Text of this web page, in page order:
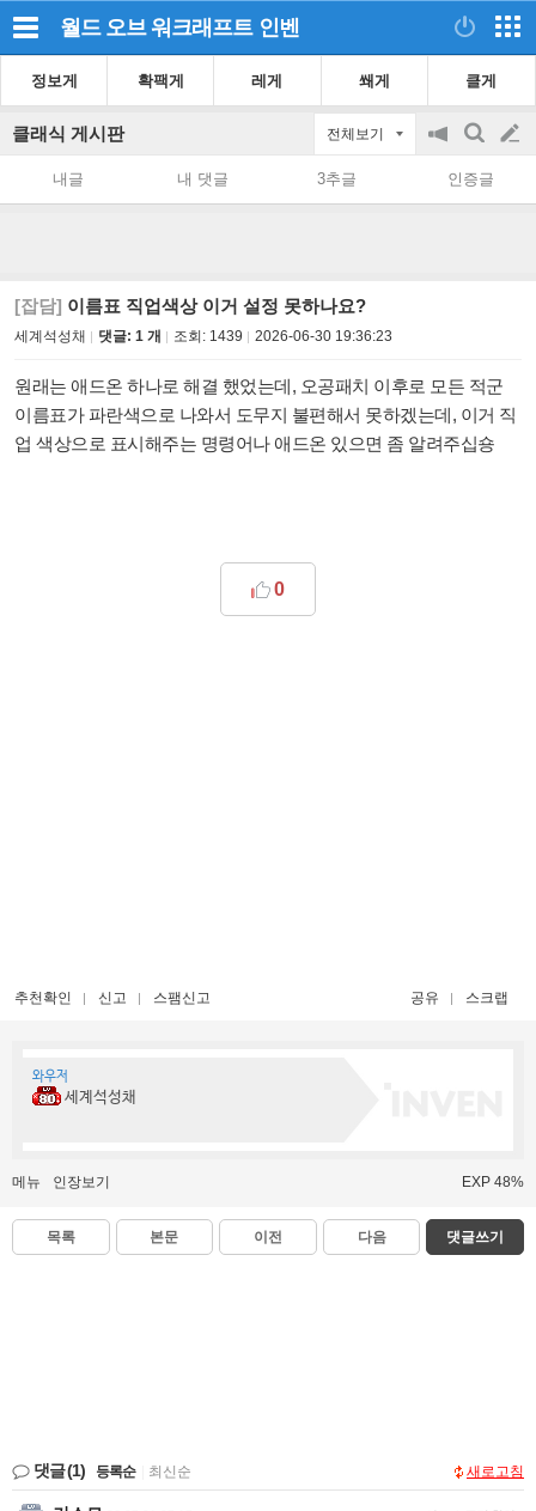
월드 오브 워크래프트 인벤
정보게 확팩게 레게 쐐게 클게
클래식 게시판 전체보기
공
on/off
검
색
글
쓰
내글 내 댓글 3추글 인증글
[잡담] 이름표 직업색상 이거 설정 못하나요?
세계석성채 댓글: 1 개 조회: 1439 2026-06-30 19:36:23
원래는 애드온 하나로 해결 했었는데, 오공패치 이후로 모든 적군
이름표가 파란색으로 나와서 도무지 불편해서 못하겠는데, 이거 직
업 색상으로 표시해주는 명령어나 애드온 있으면 좀 알려주십숑
0
추천확인 신고 스팸신고 공유 스크랩
와우저
세계석성채
메뉴 인장보기 EXP 48%
목록 본문 이전 다음 댓글쓰기
댓글(1) 등록순 최신순 새로고침